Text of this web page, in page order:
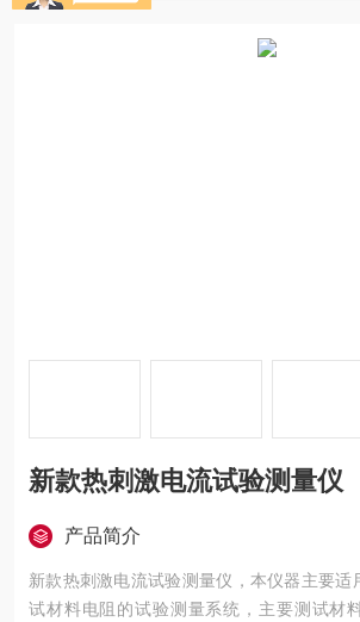
新款热刺激电流试验测量仪
产品简介
新款热刺激电流试验测量仪，本仪器主要适
试材料电阻的试验测量系统，主要测试材